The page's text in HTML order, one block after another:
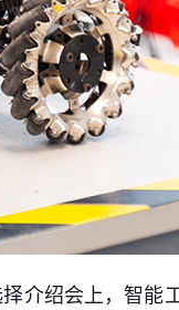
介绍会上，智能